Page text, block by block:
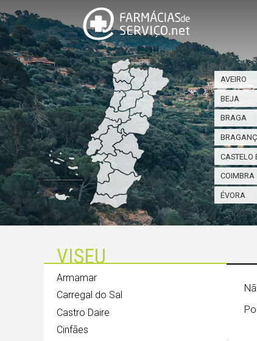
AVEIRO
BEJA
BRAGA
CASTELO
COIMBRA
ÉVORA
VISEU
Armamar
Carregal do Sal
Castro Daire
Cinfães